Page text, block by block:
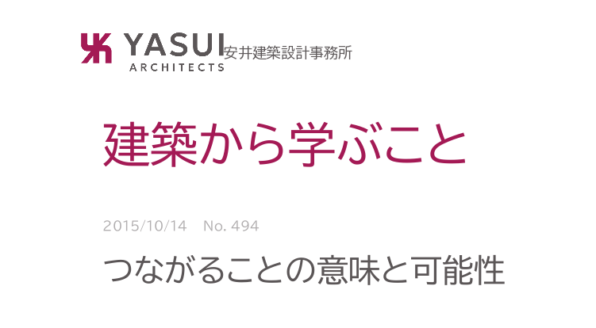
安井建築設計事務所
建築から学ぶこと
2015/10/14 No. 494
つながることの意味と可能性